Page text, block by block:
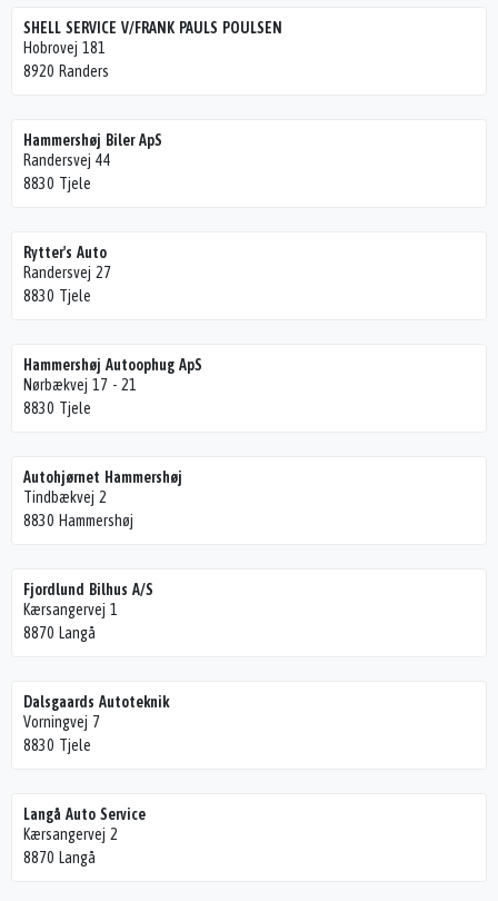
SHELL SERVICE V/FRANK PAULS POULSEN
Hobrovej 181
8920 Randers
Hammershøj Biler ApS
Randersvej 44
8830 Tjele
Rytter's Auto
Randersvej 27
8830 Tjele
Hammershøj Autoophug ApS
Nørbækvej 17 - 21
8830 Tjele
Autohjørnet Hammershøj
Tindbækvej 2
8830 Hammershøj
Fjordlund Bilhus A/S
Kærsangervej 1
8870 Langå
Dalsgaards Autoteknik
Vorningvej 7
8830 Tjele
Langå Auto Service
Kærsangervej 2
8870 Langå